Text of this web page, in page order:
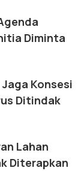
Diminta
Konsesi
Ditindak
Lahan
Diterapkan